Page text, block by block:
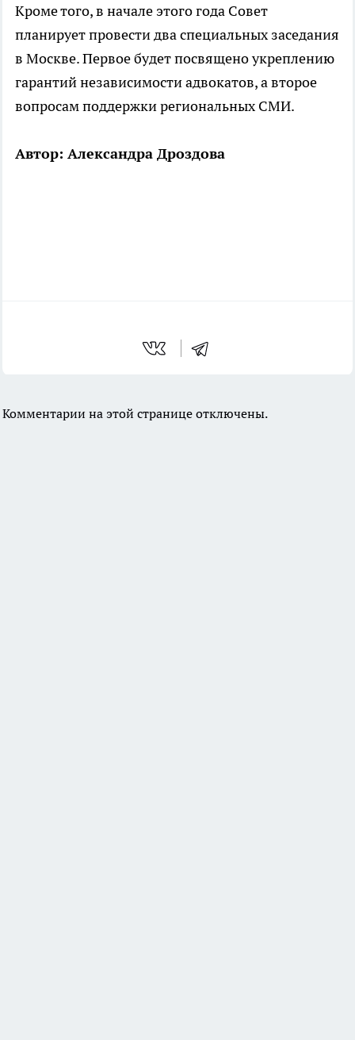
Кроме того, в начале этого года Совет
планирует провести два специальных заседания
в Москве. Первое будет посвящено укреплению
гарантий независимости адвокатов, а второе
вопросам поддержки региональных СМИ.
Автор: Александра Дроздова
Комментарии на этой странице отключены.